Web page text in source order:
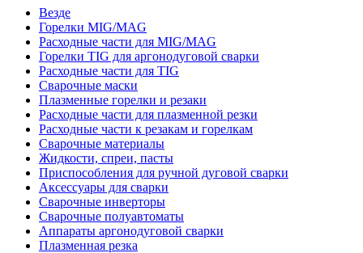
Везде
Горелки MIG/MAG
Расходные части для MIG/MAG
Горелки TIG для аргонодуговой сварки
Расходные части для TIG
Сварочные маски
Плазменные горелки и резаки
Расходные части для плазменной резки
Расходные части к резакам и горелкам
Сварочные материалы
Жидкости, спреи, пасты
Приспособления для ручной дуговой сварки
Аксессуары для сварки
Сварочные инверторы
Сварочные полуавтоматы
Аппараты аргонодуговой сварки
Плазменная резка